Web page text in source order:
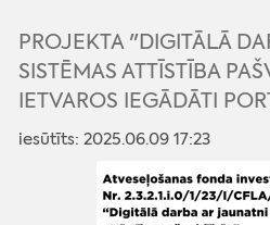
PROJEKTA "DIGITĀLĀ
SISTĒMAS ATTĪSTĪBA
IETVAROS IEGĀDĀTI
iesūtīts: 2025.06.09 17:23